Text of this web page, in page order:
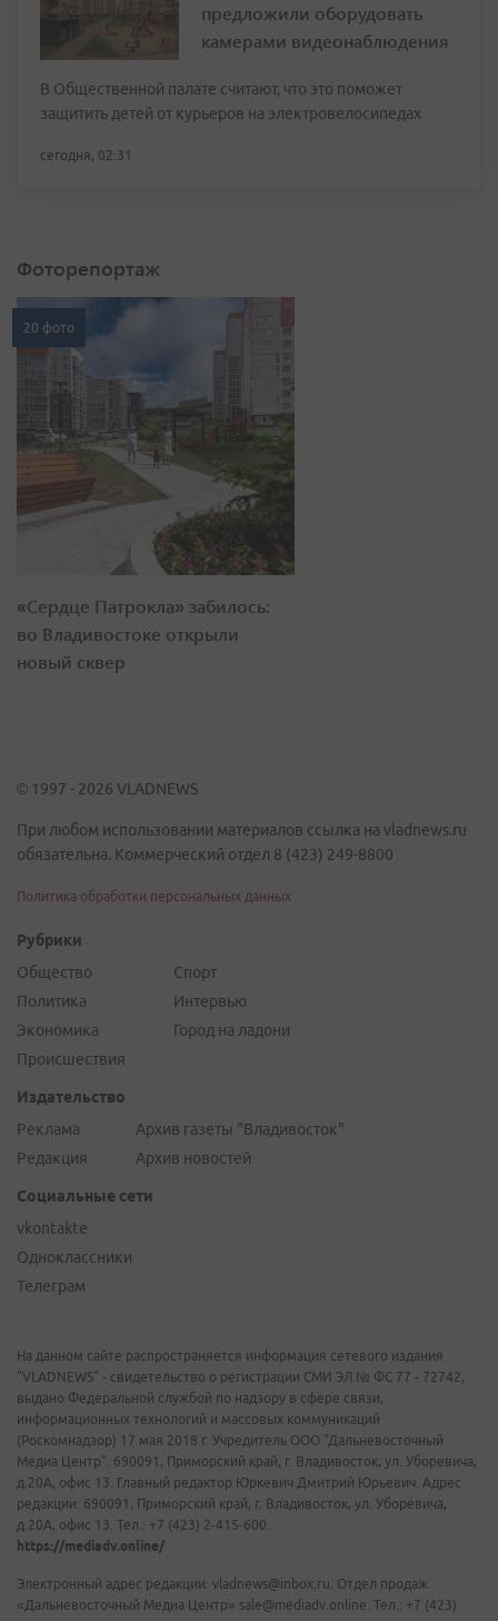
предложили оборудовать
камерами видеонаблюдения
В Общественной палате считают, что это поможет
защитить детей от курьеров на электровелосипедах
сегодня, 02:31
Фоторепортаж
20 фото
«Сердце Патрокла» забилось:
во Владивостоке открыли
новый сквер
© 1997 - 2026 VLADNEWS
При любом использовании материалов ссылка на vladnews.ru
обязательна. Коммерческий отдел 8 (423) 249-8800
Политика обработки персональных данных
Рубрики
Общество
Политика
Экономика
Происшествия
Спорт
Интервью
Город на ладони
Издательство
Реклама
Редакция
Архив газеты "Владивосток"
Архив новостей
Социальные сети
vkontakte
Одноклассники
Телеграм
На данном сайте распространяется информация сетевого издания
"VLADNEWS" - свидетельство о регистрации СМИ ЭЛ № ФС 77 - 72742,
выдано Федеральной службой по надзору в сфере связи,
информационных технологий и массовых коммуникаций
(Роскомнадзор) 17 мая 2018 г. Учредитель ООО "Дальневосточный
Медиа Центр". 690091, Приморский край, г. Владивосток, ул. Уборевича,
д.20А, офис 13. Главный редактор Юркевич Дмитрий Юрьевич. Адрес
редакции: 690091, Приморский край, г. Владивосток, ул. Уборевича,
д.20А, офис 13. Тел.: +7 (423) 2-415-600.
https://mediadv.online/
Электронный адрес редакции: vladnews@inbox.ru. Отдел продаж
«Дальневосточный Медиа Центр» sale@mediadv.online. Тел.: +7 (423)